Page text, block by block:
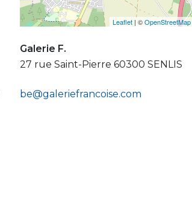
Leaflet | ©OpenStreetMap
Galerie F.
27 rue Saint-Pierre 60300 SENLIS
be@galeriefrancoise.com